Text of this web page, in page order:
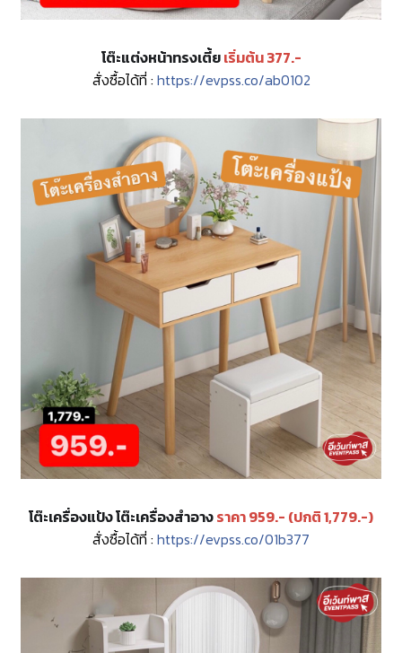
โต๊ะแต่งหน้าทรงเตี้ยเริ่มต้น 377.-
สั่งซื้อได้ที่ : https://evpss.co/ab0102
โต๊ะเครื่องแป้ง โต๊ะเครื่องสำอางราคา 959.- (ปกติ 1,779.-)
สั่งซื้อได้ที่ : https://evpss.co/01b377